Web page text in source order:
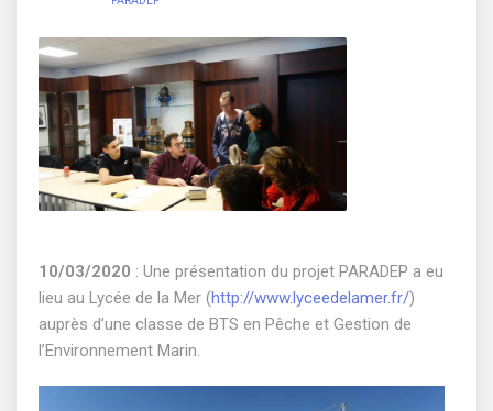
10/03/2020 : Une présentation du projet PARADEP a eu
lieu au Lycée de la Mer (http://www.lyceedelamer.fr/)
auprès d’une classe de BTS en Pêche et Gestion de
l’Environnement Marin.